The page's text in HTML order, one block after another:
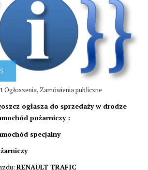
Ogłoszenia, Zamówienia publiczne
ogłasza do sprzedaży w drodze
pożarniczy :
specjalny
RENAULT TRAFIC